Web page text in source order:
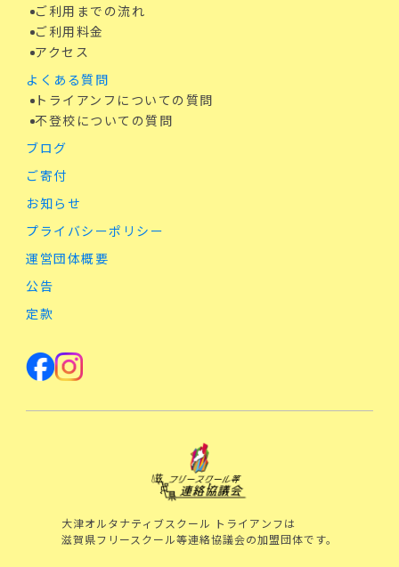
ご利用までの流れ
ご利用料金
アクセス
よくある質問
トライアンフについての質問
不登校についての質問
ブログ
ご寄付
お知らせ
プライバシーポリシー
運営団体概要
公告
定款
大津オルタナティブスクール トライアンフは
滋賀県フリースクール等連絡協議会の加盟団体です。